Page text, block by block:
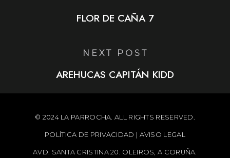
FLOR DE CAÑA 7
NEXT POST
AREHUCAS CAPITÁN KIDD
© 2024 LA PARROCHA. ALL RIGHTS RESERVED.
POLÍTICA DE PRIVACIDAD AVISO LEGAL
AVD. SANTA CRISTINA 20. OLEIROS, A CORUÑA.